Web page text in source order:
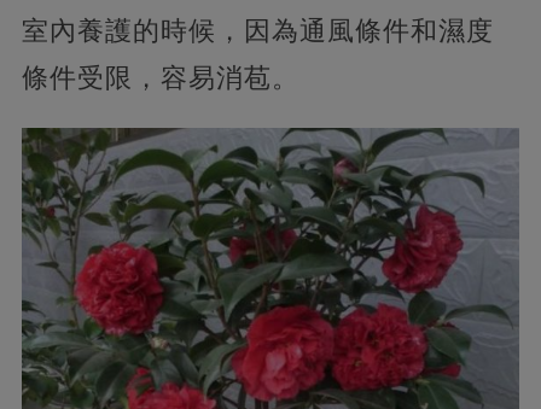
室內養護的時候，因為通風條件和濕度
條件受限，容易消苞。